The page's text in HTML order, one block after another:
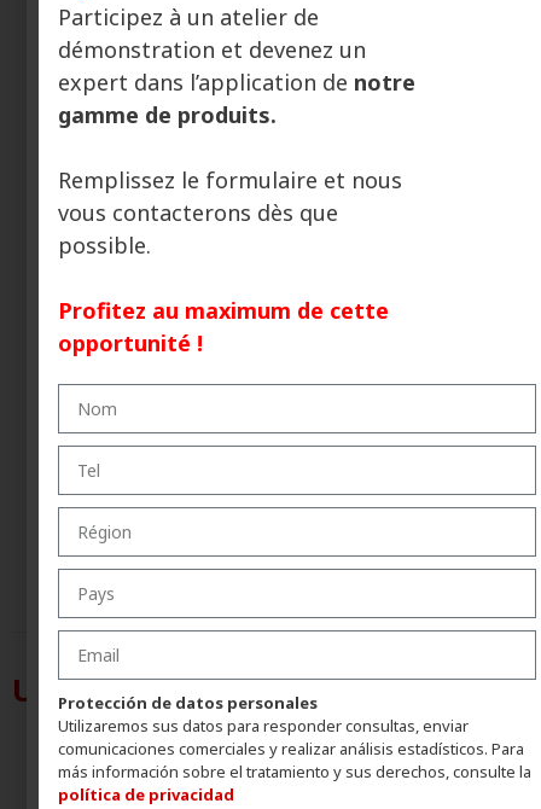
Comment appliquer TIXAL? (Partie 1)
Comment appliquer TIXAL? (Partie 3)
UltraPrime REG
Participez à un atelier de
démonstration et devenez un
expert dans l’application de notre
gamme de produits.
Remplissez le formulaire et nous
vous contacterons dès que
possible.
Profitez au maximum de cette
opportunité !
Protección de datos personales
Utilizaremos sus datos para responder consultas, enviar
comunicaciones comerciales y realizar análisis estadísticos. Para
más información sobre el tratamiento y sus derechos, consulte la
política de privacidad